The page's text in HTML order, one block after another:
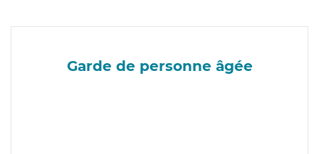
Garde de personne âgée